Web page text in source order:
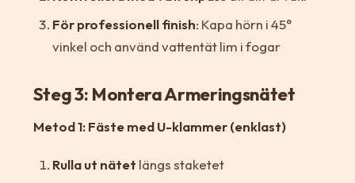
För professionell finish: Kapa hörn i 45°
vinkel och använd vattentät lim i fogar
Steg 3: Montera Armeringsnätet
Metod 1: Fäste med U-klammer (enklast)
Rulla ut nätet längs staketet